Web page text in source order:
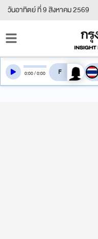
วันอาทิตย์ ที่ 9 สิงหาคม 2569
0:00/0:00 สลับเสียงอ่าน